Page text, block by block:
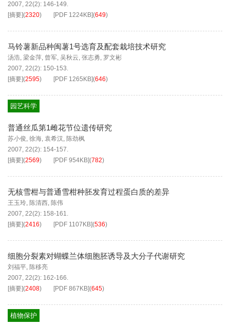
2007, 22(2): 146-149.
[摘要](2320) [PDF 1224KB](649)
马铃薯新品种闽薯1号选育及配套栽培技术研究
汤浩, 梁金萍, 曾军, 吴秋云, 张志勇, 罗文彬
2007, 22(2): 150-153.
[摘要](2595) [PDF 1265KB](646)
园艺科学
普通丝瓜第1雌花节位遗传研究
苏小俊, 徐海, 袁希汉 , 陈劲枫
2007, 22(2): 154-157.
[摘要](2569) [PDF 954KB](782)
无核雪柑与普通雪柑种胚发育过程蛋白质的差异
王玉玲, 陈清西, 陈伟
2007, 22(2): 158-161.
[摘要](2416) [PDF 1107KB](536)
细胞分裂素对蝴蝶兰体细胞胚诱导及大分子代谢研究
刘福平, 陈移亮
2007, 22(2): 162-166.
[摘要](2408) [PDF 867KB](645)
植物保护